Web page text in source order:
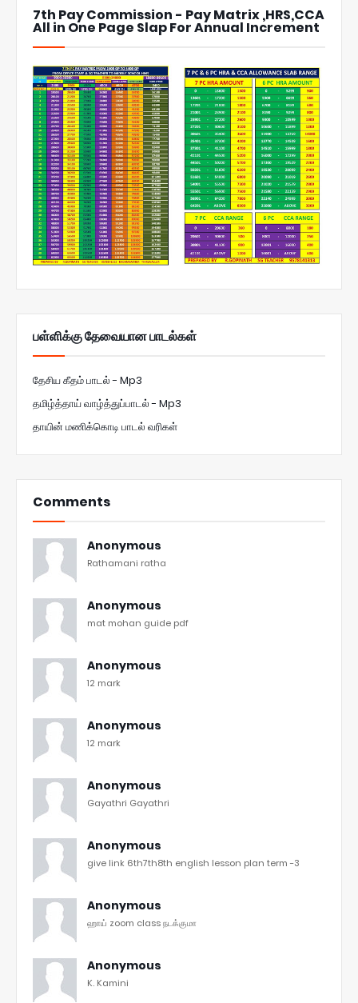
7th Pay Commission - Pay Matrix ,HRS,CCA
All in One Page Slap For Annual Increment
பள்ளிக்கு தேவையான பாடல்கள்
தேசிய கீதம் பாடல் - Mp3
தமிழ்த்தாய் வாழ்த்துப்பாடல் - Mp3
தாயின் மணிக்கொடி பாடல் வரிகள்
Comments
Anonymous
Rathamani ratha
Anonymous
mat mohan guide pdf
Anonymous
12 mark
Anonymous
12 mark
Anonymous
Gayathri Gayathri
Anonymous
give link 6th7th8th english lesson plan term -3
Anonymous
ஹாய் zoom class நடக்குமா
Anonymous
K. Kamini